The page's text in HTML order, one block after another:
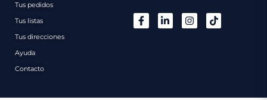
Tus pedidos
Tus listas
Tus direcciones
Ayuda
Contacto